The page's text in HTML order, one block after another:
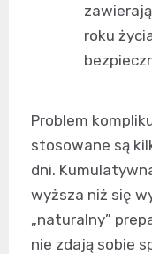
roku
Problem
stosowane są
dni.
wyższa niż się
„naturalny”
nie zdają sobie